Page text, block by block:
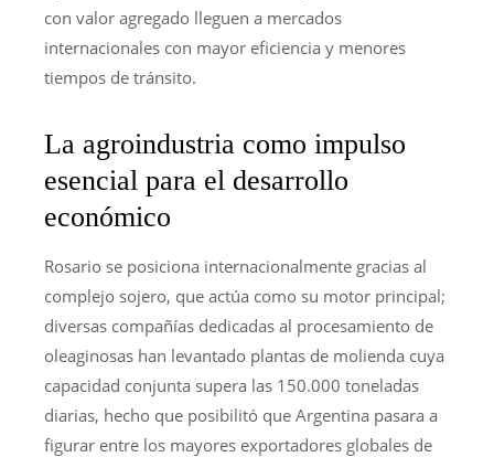
con valor agregado lleguen a mercados
internacionales con mayor eficiencia y menores
tiempos de tránsito.
La agroindustria como impulso
esencial para el desarrollo
económico
Rosario se posiciona internacionalmente gracias al
complejo sojero, que actúa como su motor principal;
diversas compañías dedicadas al procesamiento de
oleaginosas han levantado plantas de molienda cuya
capacidad conjunta supera las 150.000 toneladas
diarias, hecho que posibilitó que Argentina pasara a
figurar entre los mayores exportadores globales de